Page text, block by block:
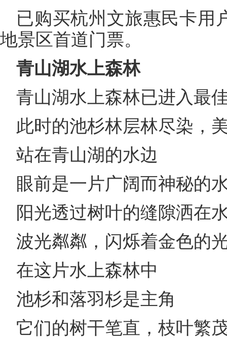
已购买杭州文旅惠民卡用
地景区首道门票。
青山湖水上森林
青山湖水上森林已进入最
此时的池杉林层林尽染，
站在青山湖的水边
眼前是一片广阔而神秘的
阳光透过树叶的缝隙洒在
波光粼粼，闪烁着金色的
在这片水上森林中
池杉和落羽杉是主角
它们的树干笔直，枝叶繁